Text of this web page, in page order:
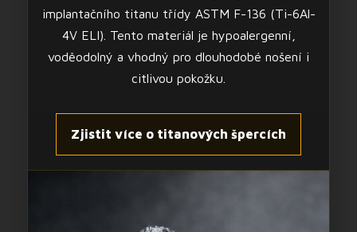
implantačního titanu třídy ASTM F-136 (Ti-6Al-
4V ELI). Tento materiál je hypoalergenní,
voděodolný a vhodný pro dlouhodobé nošení i
citlivou pokožku.
Zjistit více o titanových špercích